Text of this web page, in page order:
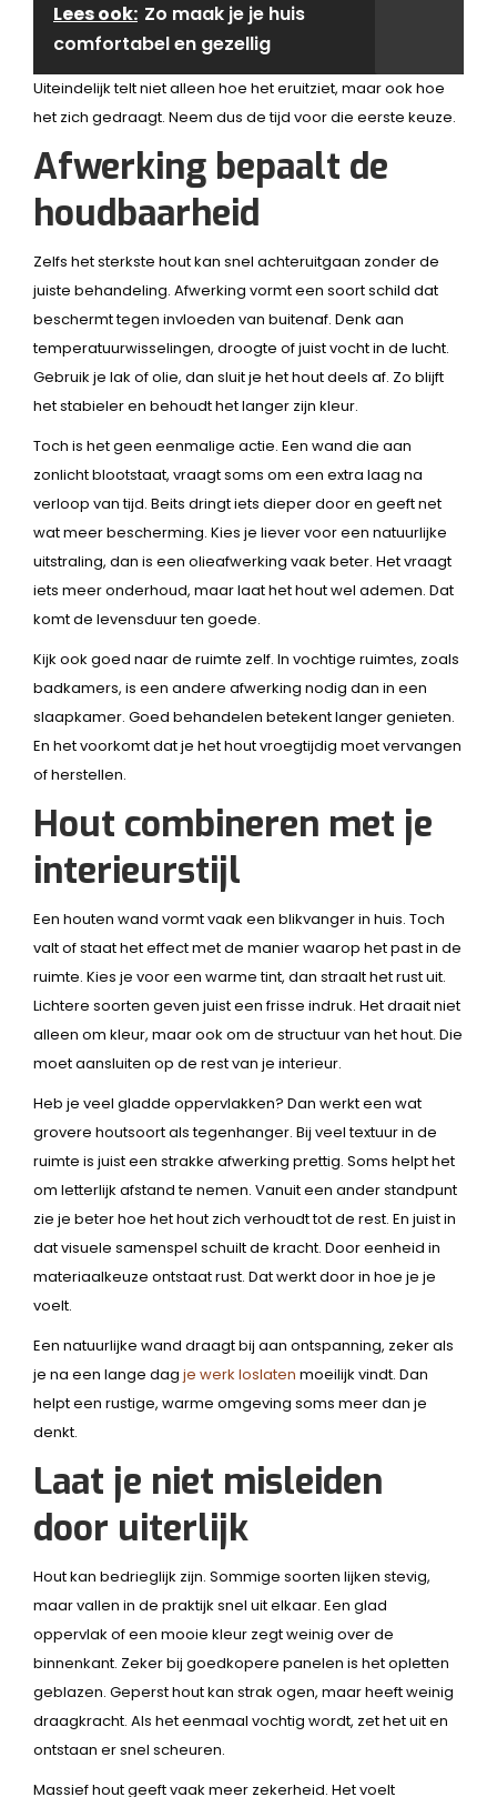
Lees ook: Zo maak je je huis
comfortabel en gezellig
Uiteindelijk telt niet alleen hoe het eruitziet, maar ook hoe
het zich gedraagt. Neem dus de tijd voor die eerste keuze.
Afwerking bepaalt de
houdbaarheid
Zelfs het sterkste hout kan snel achteruitgaan zonder de
juiste behandeling. Afwerking vormt een soort schild dat
beschermt tegen invloeden van buitenaf. Denk aan
temperatuurwisselingen, droogte of juist vocht in de lucht.
Gebruik je lak of olie, dan sluit je het hout deels af. Zo blijft
het stabieler en behoudt het langer zijn kleur.
Toch is het geen eenmalige actie. Een wand die aan
zonlicht blootstaat, vraagt soms om een extra laag na
verloop van tijd. Beits dringt iets dieper door en geeft net
wat meer bescherming. Kies je liever voor een natuurlijke
uitstraling, dan is een olieafwerking vaak beter. Het vraagt
iets meer onderhoud, maar laat het hout wel ademen. Dat
komt de levensduur ten goede.
Kijk ook goed naar de ruimte zelf. In vochtige ruimtes, zoals
badkamers, is een andere afwerking nodig dan in een
slaapkamer. Goed behandelen betekent langer genieten.
En het voorkomt dat je het hout vroegtijdig moet vervangen
of herstellen.
Hout combineren met je
interieurstijl
Een houten wand vormt vaak een blikvanger in huis. Toch
valt of staat het effect met de manier waarop het past in de
ruimte. Kies je voor een warme tint, dan straalt het rust uit.
Lichtere soorten geven juist een frisse indruk. Het draait niet
alleen om kleur, maar ook om de structuur van het hout. Die
moet aansluiten op de rest van je interieur.
Heb je veel gladde oppervlakken? Dan werkt een wat
grovere houtsoort als tegenhanger. Bij veel textuur in de
ruimte is juist een strakke afwerking prettig. Soms helpt het
om letterlijk afstand te nemen. Vanuit een ander standpunt
zie je beter hoe het hout zich verhoudt tot de rest. En juist in
dat visuele samenspel schuilt de kracht. Door eenheid in
materiaalkeuze ontstaat rust. Dat werkt door in hoe je je
voelt.
Een natuurlijke wand draagt bij aan ontspanning, zeker als
je na een lange dag je werk loslaten moeilijk vindt. Dan
helpt een rustige, warme omgeving soms meer dan je
denkt.
Laat je niet misleiden
door uiterlijk
Hout kan bedrieglijk zijn. Sommige soorten lijken stevig,
maar vallen in de praktijk snel uit elkaar. Een glad
oppervlak of een mooie kleur zegt weinig over de
binnenkant. Zeker bij goedkopere panelen is het opletten
geblazen. Geperst hout kan strak ogen, maar heeft weinig
draagkracht. Als het eenmaal vochtig wordt, zet het uit en
ontstaan er snel scheuren.
Massief hout geeft vaak meer zekerheid. Het voelt